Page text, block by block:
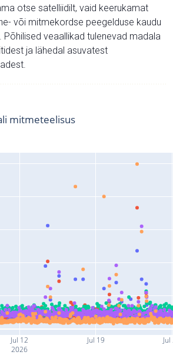
otse satelliidilt, vaid keerukamat
või mitmekordse peegelduse kaudu
Põhilised veaallikad tulenevad madala
ja lähedal asuvatest
Jul 12
2026
Jul 19
mitmeteelisus